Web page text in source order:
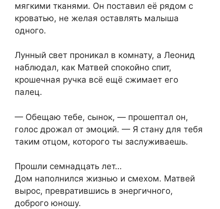
мягкими тканями. Он поставил её рядом с
кроватью, не желая оставлять малыша
одного.
Лунный свет проникал в комнату, а Леонид
наблюдал, как Матвей спокойно спит,
крошечная ручка всё ещё сжимает его
палец.
— Обещаю тебе, сынок, — прошептал он,
голос дрожал от эмоций. — Я стану для тебя
таким отцом, которого ты заслуживаешь.
Прошли семнадцать лет…
Дом наполнился жизнью и смехом. Матвей
вырос, превратившись в энергичного,
доброго юношу.